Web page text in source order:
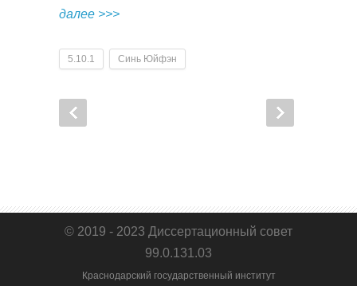
далее >>>
5.10.1 Синь Юйфэн
© 2019 - 2023 Диссертационный совет
99.0.131.03
Краснодарский государственный институт